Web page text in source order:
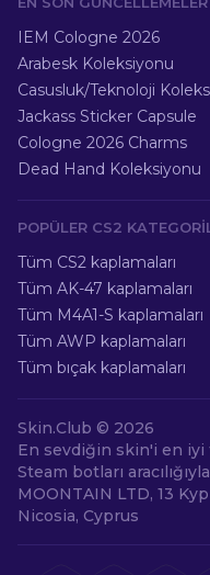
IEM Cologne 2026
Arabesk Koleksiyonu
Casusluk/Teknoloji
Jackass Sticker Capsule
Cologne 2026 Charms
Dead Hand Koleksiyonu
POPÜLER CS2
Tüm CS2 kaplamaları
Tüm AK-47 kaplamaları
Tüm M4A1-S kaplamaları
Tüm AWP kaplamaları
Tüm bıçak kaplamaları
Skin.Club © 2026
En sevdiğin skin'i en iyi
Steam botları
MOONTAIN LTD, 13
Nicosia, Cyprus